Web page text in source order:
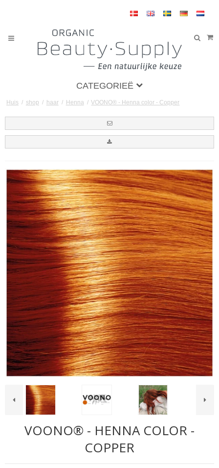
CATEGORIEË
Huis / shop / haar / Henna / VOONO® - Henna color - Copper
VOONO® - HENNA COLOR -
COPPER